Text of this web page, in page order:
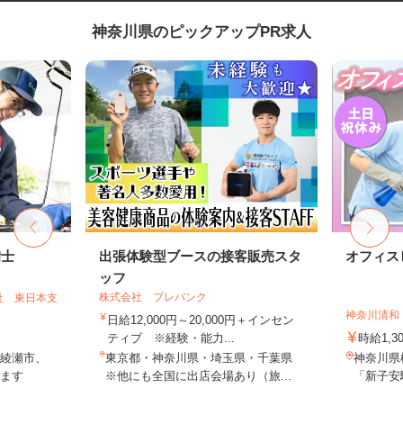
神奈川県のピックアップPR求人
東日本支
瀬市、
す
出張体験型ブースの接客販売スタ
ッフ
株式会社 プレバンク
日給12,000円～20,000円＋インセン
ティブ ※経験・能力...
東京都・神奈川県・埼玉県・千葉県
※他にも全国に出店会場あり（旅...
オフィス
神奈川清
時給
神奈川
「新子